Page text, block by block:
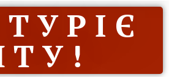
У Р І Є
Т У !